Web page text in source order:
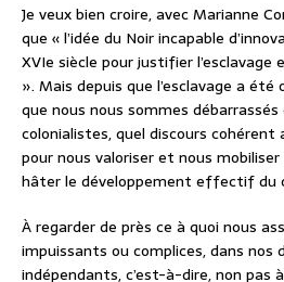
Je veux bien croire, avec Marianne
que « l’idée du Noir incapable
XVIe siècle pour justifier
». Mais depuis que l’esclavage a
que nous nous sommes
colonialistes, quel discours cohérent
pour nous valoriser et nous
hâter le développement effectif du
À regarder de près ce à quoi nous
impuissants ou complices, dans
indépendants, c’est-à-dire, non pas